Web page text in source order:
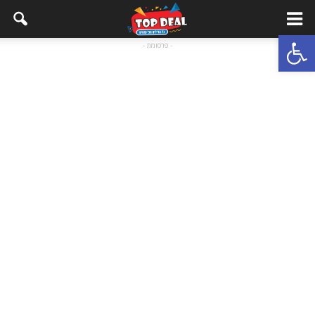
Open toolbar - פרסומת -